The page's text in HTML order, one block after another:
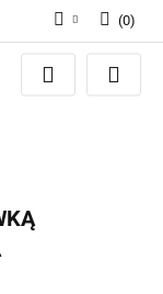
Zaloguj się
(0)